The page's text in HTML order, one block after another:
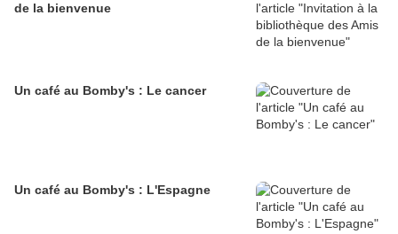
de la bienvenue
Un café au Bomby's : Le cancer
Un café au Bomby's : L'Espagne